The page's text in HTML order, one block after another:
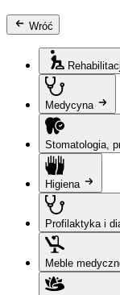
Wróć
Medycyna
Stomatologia,
Higiena
Profilaktyka i
Meble